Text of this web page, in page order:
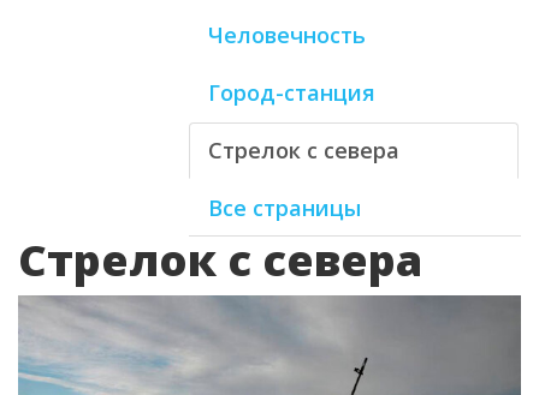
Человечность
Город-станция
Стрелок с севера
Все страницы
Стрелок с севера